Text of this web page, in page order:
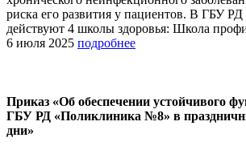
риска его развития у пациентов. В ГБУ
действуют 4 школы здоровья: Школа
6 июля 2025 подробнее
Приказ «Об обеспечении устойчивого
ГБУ РД «Поликлиника №8» в
дни»